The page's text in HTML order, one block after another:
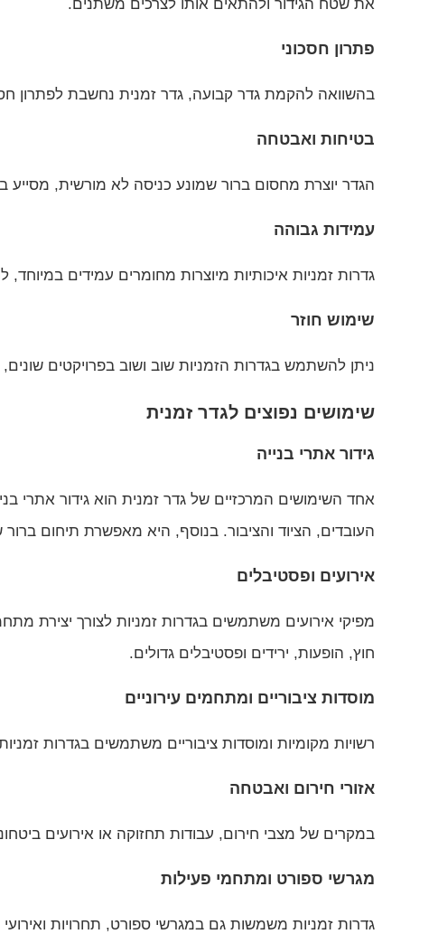
את שטח הגידור ולהתאים אותו לצרכים משתנים.
פתרון חסכוני
בהשוואה להקמת גדר קבועה, גדר זמנית נחשבת לפתרון
בטיחות ואבטחה
הגדר יוצרת מחסום ברור שמונע כניסה לא מורשית,
עמידות גבוהה
גדרות זמניות איכותיות מיוצרות מחומרים עמידים
שימוש חוזר
ניתן להשתמש בגדרות הזמניות שוב ושוב בפרויקטים
שימושים נפוצים לגדר זמנית
גידור אתרי בנייה
אחד השימושים המרכזיים של גדר זמנית הוא גידור אתרי
העובדים, הציוד והציבור. בנוסף, היא מאפשרת תיחום
אירועים ופסטיבלים
מפיקי אירועים משתמשים בגדרות זמניות לצורך יצירת
חוץ, הופעות, ירידים ופסטיבלים גדולים.
מוסדות ציבוריים ומתחמים עירוניים
רשויות מקומיות ומוסדות ציבוריים משתמשים בגדרות
אזורי חירום ואבטחה
במקרים של מצבי חירום, עבודות תחזוקה או אירועים
מגרשי ספורט ומתחמי פעילות
גדרות זמניות משמשות גם במגרשי ספורט, תחרויות